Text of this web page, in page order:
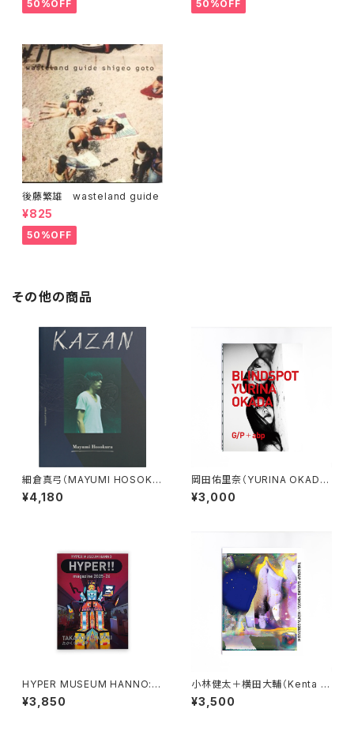
50%OFF 50%OFF
後藤繁雄 wasteland guide
¥825
50%OFF
その他の商品
細倉真弓（MAYUMI HOSOKU
RA）KAZAN
¥4,180
岡田佑里奈（YURINA OKAD
A） BLINDSPOT
¥3,000
HYPER MUSEUM HANNO: H
YPER!! magazine 2025-202
6 たかくらかずき
¥3,850
小林健太＋横田大輔（Kenta C
obayashi+Daisuke Yokot
a）THE SCRAP
¥3,500